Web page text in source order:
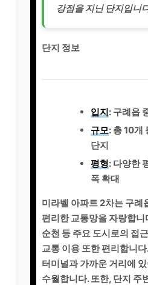
강점을 지닌 단지입니
단지 정보
입지: 구례읍
규모: 총 10개
단지
평형: 다양한
폭 확대
미라벨 아파트 2차는 구례
편리한 교통망을 자랑합니
순천 등 주요 도시로의 접
교통 이용 또한 편리합니
터미널과 가까운 거리에
수월합니다. 또한, 단지 주